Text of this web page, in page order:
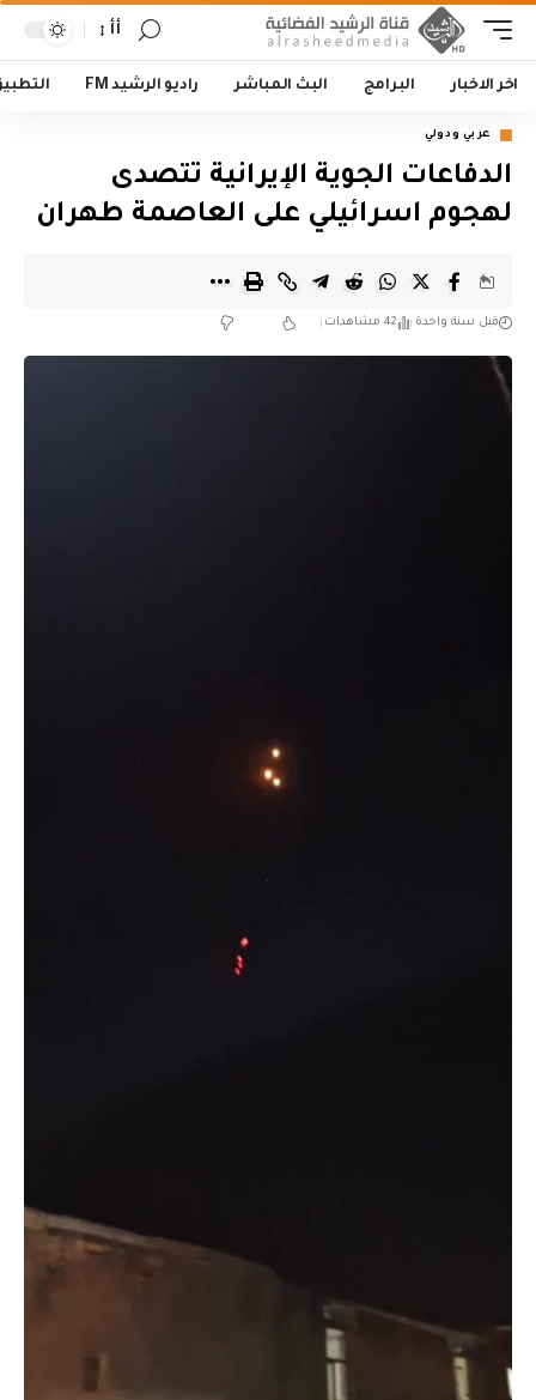
أأ
اخر الاخبار البرامج البث المباشر راديو الرشيد FM
عربي ودولي
الدفاعات الجوية الإيرانية تتصدى
لهجوم اسرائيلي على العاصمة طهران
قبل سنة واحدة 42 مشاهدات